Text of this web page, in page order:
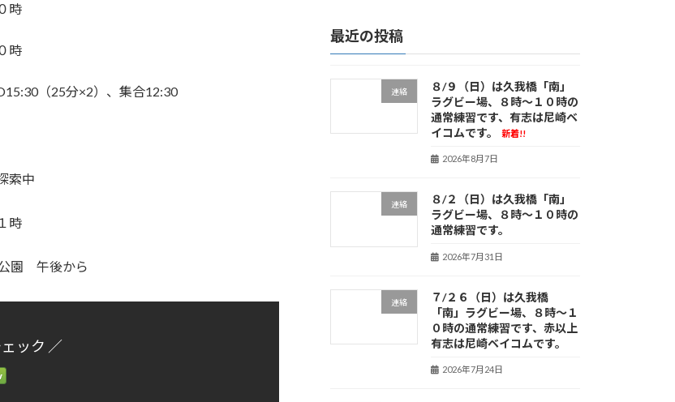
時
時
（25分×2）、集合12:30
索中
時
園 午後から
ック ／
最近の投稿
連絡
８/９（日）は久我橋「南」
ラグビー場、８時～１０時の
通常練習です、有志は尼崎ベ
イコムです。
新着!!
2026年8月7日
連絡
８/２（日）は久我橋「南」
ラグビー場、８時～１０時の
通常練習です。
2026年7月31日
連絡
７/２６（日）は久我橋
「南」ラグビー場、８時～１
０時の通常練習です、赤以上
有志は尼崎ベイコムです。
2026年7月24日